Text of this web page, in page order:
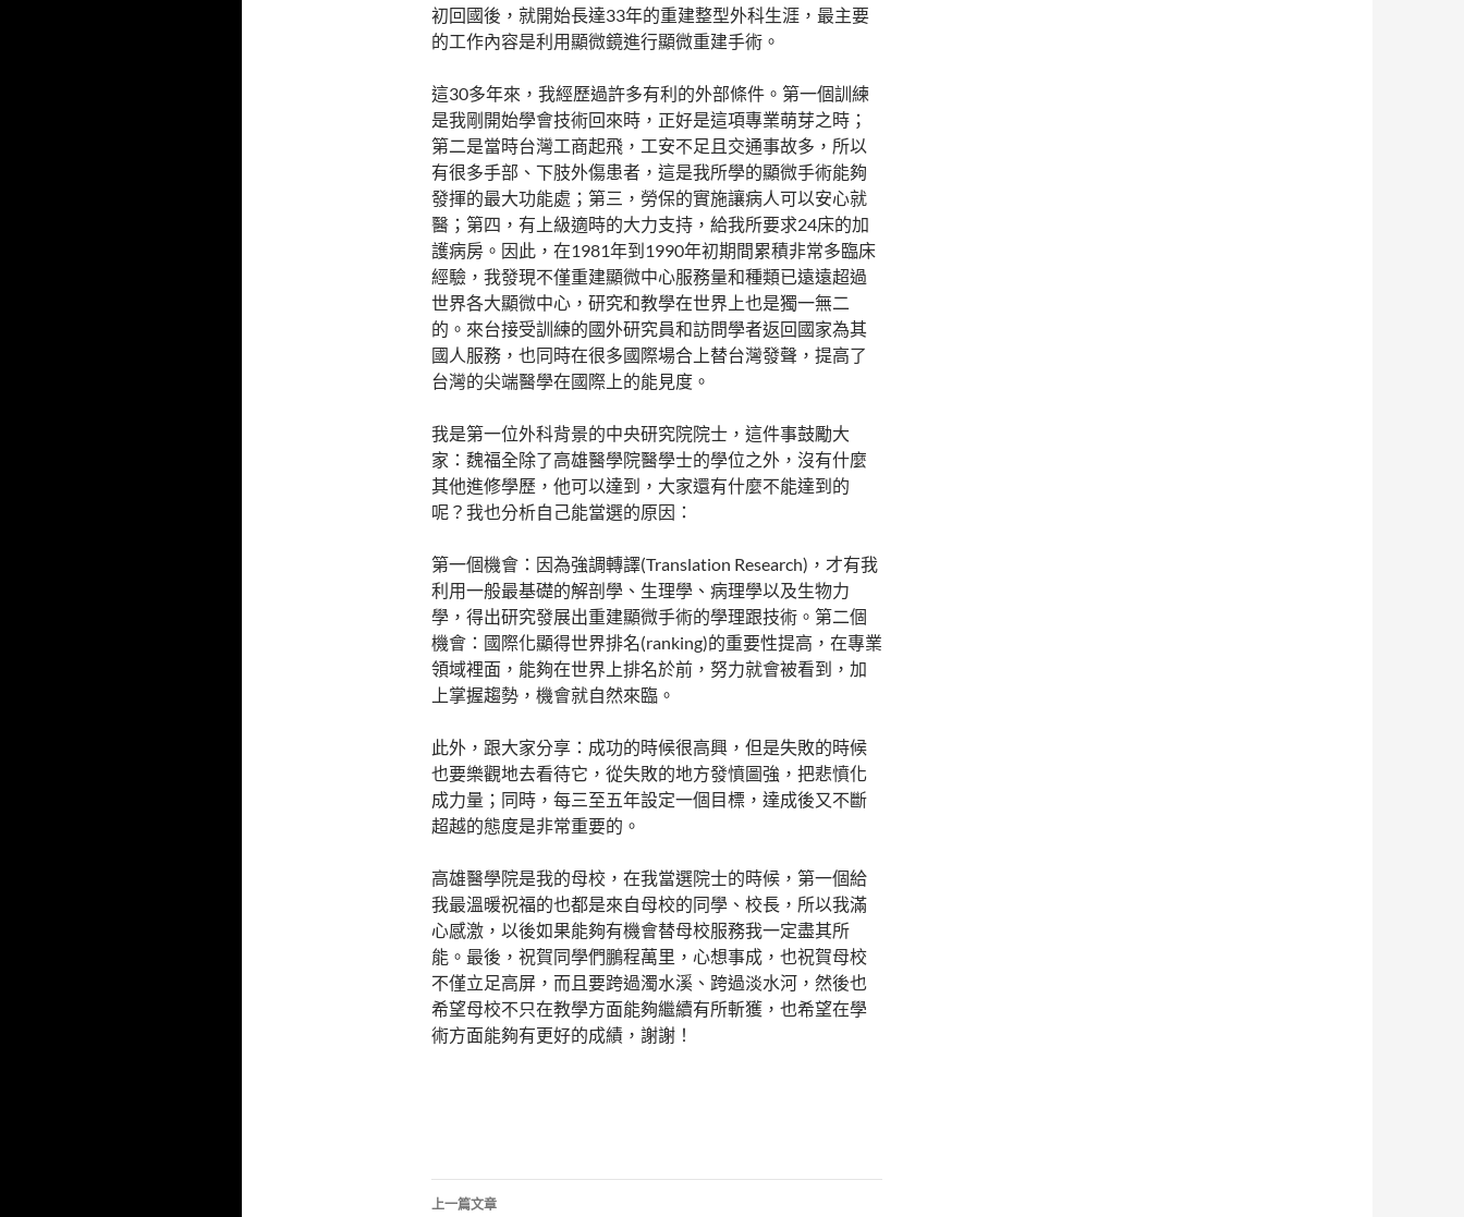
初回國後，就開始長達33年的重建整型外科生涯，最主要
的工作內容是利用顯微鏡進行顯微重建手術。
這30多年來，我經歷過許多有利的外部條件。第一個訓練
是我剛開始學會技術回來時，正好是這項專業萌芽之時；
第二是當時台灣工商起飛，工安不足且交通事故多，所以
有很多手部、下肢外傷患者，這是我所學的顯微手術能夠
發揮的最大功能處；第三，勞保的實施讓病人可以安心就
醫；第四，有上級適時的大力支持，給我所要求24床的加
護病房。因此，在1981年到1990年初期間累積非常多臨床
經驗，我發現不僅重建顯微中心服務量和種類已遠遠超過
世界各大顯微中心，研究和教學在世界上也是獨一無二
的。來台接受訓練的國外研究員和訪問學者返回國家為其
國人服務，也同時在很多國際場合上替台灣發聲，提高了
台灣的尖端醫學在國際上的能見度。
我是第一位外科背景的中央研究院院士，這件事鼓勵大
家：魏福全除了高雄醫學院醫學士的學位之外，沒有什麼
其他進修學歷，他可以達到，大家還有什麼不能達到的
呢？我也分析自己能當選的原因：
第一個機會：因為強調轉譯(Translation Research)，才有我
利用一般最基礎的解剖學、生理學、病理學以及生物力
學，得出研究發展出重建顯微手術的學理跟技術。第二個
機會：國際化顯得世界排名(ranking)的重要性提高，在專業
領域裡面，能夠在世界上排名於前，努力就會被看到，加
上掌握趨勢，機會就自然來臨。
此外，跟大家分享：成功的時候很高興，但是失敗的時候
也要樂觀地去看待它，從失敗的地方發憤圖強，把悲憤化
成力量；同時，每三至五年設定一個目標，達成後又不斷
超越的態度是非常重要的。
高雄醫學院是我的母校，在我當選院士的時候，第一個給
我最溫暖祝福的也都是來自母校的同學、校長，所以我滿
心感激，以後如果能夠有機會替母校服務我一定盡其所
能。最後，祝賀同學們鵬程萬里，心想事成，也祝賀母校
不僅立足高屏，而且要跨過濁水溪、跨過淡水河，然後也
希望母校不只在教學方面能夠繼續有所斬獲，也希望在學
術方面能夠有更好的成績，謝謝！
文
上一篇文章